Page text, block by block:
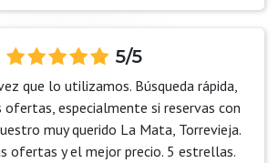
5/5
que lo utilizamos. Búsqueda rápida,
ofertas, especialmente si reservas con
muy querido La Mata, Torrevieja.
ofertas y el mejor precio. 5 estrellas.